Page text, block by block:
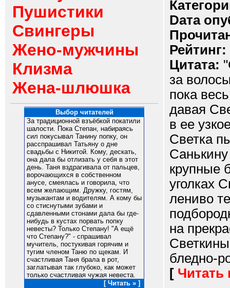
Пушистики
Свингеры
Жено-мужчины
Клизма
Жена-шлюшка
Выбор читателей
За традиционной взъёбкой покатили
шалости. Пока Степан, набираясь
сил покусывал Танину попку, он
расспрашивал Татьяну о дне
свадьбы с Никитой. Кому, дескать,
она дала бы отлизать у себя в этот
день. Таня вздрагивала от пальцев,
ворочающихся в собственном
анусе, смеялась и говорила, что
всем желающим. Дружку, гостям,
музыкантам и водителям. А кому бы
со стиснутыми зубами и
сдавленными стонами дала бы где-
нибудь в кустах порвать попку
невесты? Только Степану! "А ещё
что Степану?" - спрашивал
мучитель, постукивая горячим и
тугим членом Таню по щекам. И
счастливая Таня брала в рот,
заглатывая так глубоко, как может
только счастливая чужая невеста.
[ Читать » ]
Dата
Рейтинг:
Цитата:
за
пока
давая
в ее
Светка
крупные
уголках
лениво
на
бледно-
[ Читать